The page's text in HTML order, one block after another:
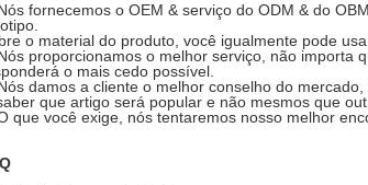
fornecemos o OEM & serviço do ODM & do
o material do produto, você igualmente pode
proporcionamos o melhor serviço, não importa
o mais cedo possível.
damos a cliente o melhor conselho do
que artigo será popular e não mesmos que
que você exige, nós tentaremos nosso melhor